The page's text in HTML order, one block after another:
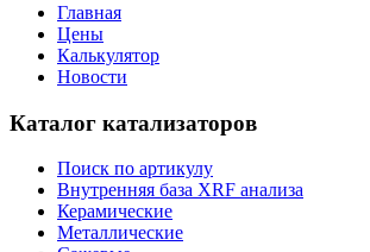
Главная
Цены
Калькулятор
Новости
Каталог катализаторов
Поиск по артикулу
Внутренняя база XRF анализа
Керамические
Металлические